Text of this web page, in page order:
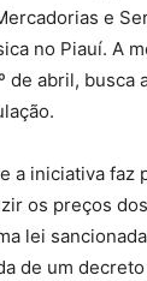
e
no Piauí. A
de abril, busca
a iniciativa faz
os preços
lei
de um